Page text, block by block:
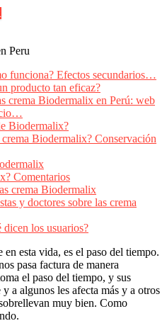
Peru
funciona? Efectos secundarios…
producto tan eficaz?
crema Biodermalix en Perú: web
Biodermalix?
crema Biodermalix? Conservación
Comentarios
crema Biodermalix
y doctores sobre las crema
los usuarios?
esta vida, es el paso del tiempo.
pasa factura de manera
el paso del tiempo, y sus
a algunos les afecta más y a otros
muy bien. Como